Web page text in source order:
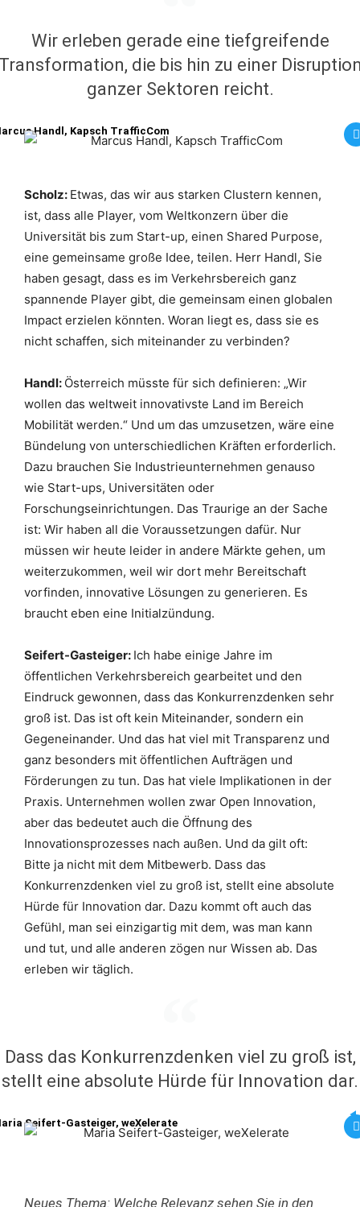
Wir erleben gerade eine tiefgreifende
die bis hin zu einer
ganzer Sektoren reicht.
Handl, Kapsch TrafficCom
Scholz: Etwas, das wir aus starken Clustern kennen,
ist, dass alle Player, vom Weltkonzern über die
Universität bis zum Start-up, einen Shared Purpose,
eine gemeinsame große Idee, teilen. Herr Handl, Sie
haben gesagt, dass es im Verkehrsbereich ganz
spannende Player gibt, die gemeinsam einen globalen
Impact erzielen könnten. Woran liegt es, dass sie es
nicht schaffen, sich miteinander zu verbinden?
Handl: Österreich müsste für sich definieren: „Wir
wollen das weltweit innovativste Land im Bereich
Mobilität werden.“ Und um das umzusetzen, wäre eine
Bündelung von unterschiedlichen Kräften erforderlich.
Dazu brauchen Sie Industrieunternehmen genauso
wie Start-ups, Universitäten oder
Forschungseinrichtungen. Das Traurige an der Sache
ist: Wir haben all die Voraussetzungen dafür. Nur
müssen wir heute leider in andere Märkte gehen, um
weiterzukommen, weil wir dort mehr Bereitschaft
vorfinden, innovative Lösungen zu generieren. Es
braucht eben eine Initialzündung.
Seifert-Gasteiger: Ich habe einige Jahre im
öffentlichen Verkehrsbereich gearbeitet und den
Eindruck gewonnen, dass das Konkurrenzdenken sehr
groß ist. Das ist oft kein Miteinander, sondern ein
Gegeneinander. Und das hat viel mit Transparenz und
ganz besonders mit öffentlichen Aufträgen und
Förderungen zu tun. Das hat viele Implikationen in der
Praxis. Unternehmen wollen zwar Open Innovation,
aber das bedeutet auch die Öffnung des
Innovationsprozesses nach außen. Und da gilt oft:
Bitte ja nicht mit dem Mitbewerb. Dass das
Konkurrenzdenken viel zu groß ist, stellt eine absolute
Hürde für Innovation dar. Dazu kommt oft auch das
Gefühl, man sei einzigartig mit dem, was man kann
und tut, und alle anderen zögen nur Wissen ab. Das
erleben wir täglich.
Dass das Konkurrenzdenken viel zu groß ist,
stellt eine absolute Hürde für Innovation dar.
Seifert-Gasteiger, weXelerate
Neues Thema: Welche Relevanz sehen Sie in den